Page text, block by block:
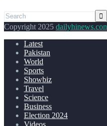
Copyright 2025
Latest
Pakistan
World
Sports
Showbiz
Travel
Science
Business
Election 2024
Videos